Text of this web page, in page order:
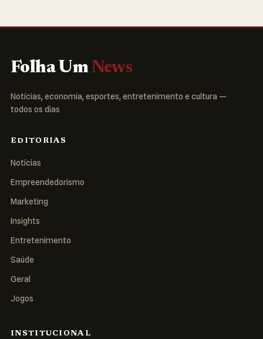
Folha Um News
Notícias, economia, esportes, entretenimento e cultura —
todos os dias
EDITORIAS
Notícias
Empreendedorismo
Marketing
Insights
Entretenimento
Saúde
Geral
Jogos
INSTITUCIONAL